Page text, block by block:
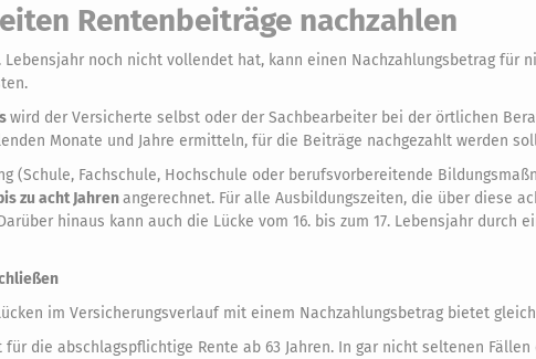
Rentenbeiträge nachzahlen
Lebensjahr noch nicht vollendet hat, kann einen Nachzahlungsbetrag für
wird der Versicherte selbst oder der Sachbearbeiter bei der örtlichen
Monate und Jahre ermitteln, für die Beiträge nachgezahlt werden
(Schule, Fachschule, Hochschule oder berufsvorbereitende
bis zu acht Jahrenangerechnet. Für alle Ausbildungszeiten, die über diese
hinaus kann auch die Lücke vom 16. bis zum 17. Lebensjahr durch
im Versicherungsverlauf mit einem Nachzahlungsbetrag bietet gleich
die abschlagspflichtige Rente ab 63 Jahren. In gar nicht seltenen